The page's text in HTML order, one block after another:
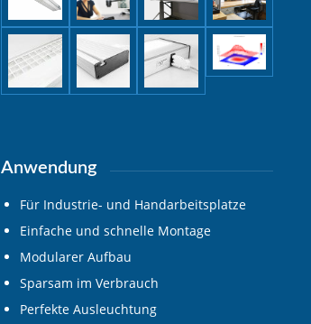
Anwendung
Für Industrie- und Handarbeitsplatze
Einfache und schnelle Montage
Modularer Aufbau
Sparsam im Verbrauch
Perfekte Ausleuchtung